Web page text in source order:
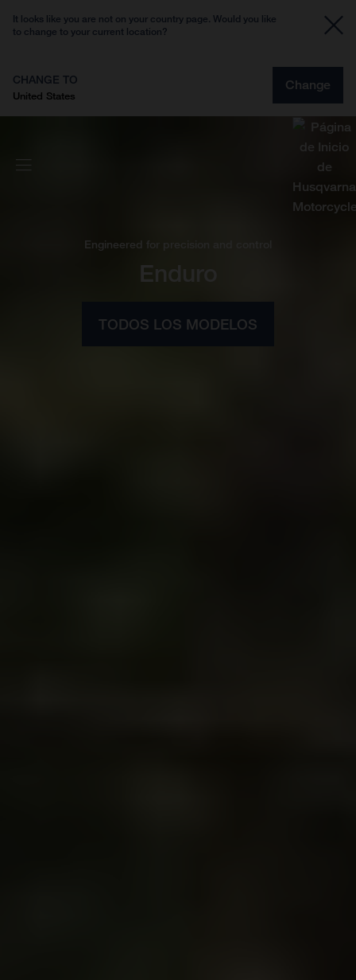
It looks like you are not on your country page. Would you like
to change to your current location?
CHANGE TO
United States
Change
Engineered for precision and control
Enduro
TODOS LOS MODELOS